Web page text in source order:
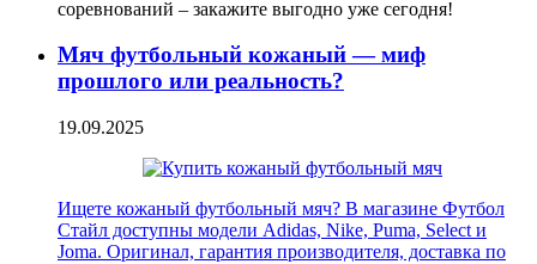
соревнований – закажите выгодно уже сегодня!
Мяч футбольный кожаный — миф
прошлого или реальность?
19.09.2025
Ищете кожаный футбольный мяч? В магазине Футбол
Стайл доступны модели Adidas, Nike, Puma, Select и
Joma. Оригинал, гарантия производителя, доставка по